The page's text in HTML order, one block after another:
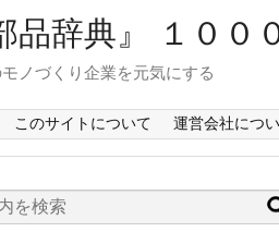
品辞典』 １０
ノづくり企業を元気にする
このサイトについて 運営会社につ